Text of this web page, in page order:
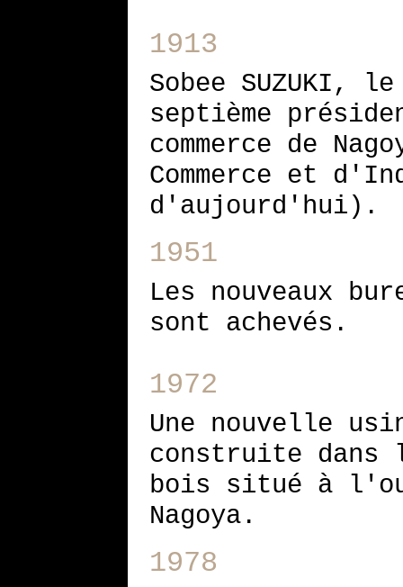
1913
Sobee SUZUKI,
septième
commerce de
Commerce et
d'aujourd'hui).
1951
Les nouveaux
sont achevés.
1972
Une nouvelle
construite
bois situé à
Nagoya.
1978